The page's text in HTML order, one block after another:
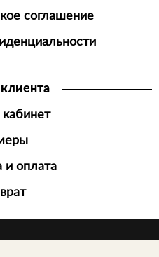
соглашение
и оплата